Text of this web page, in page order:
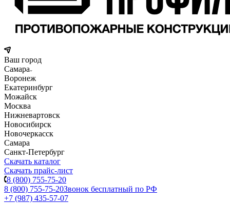
Ваш город
Самара
Воронеж
Екатеринбург
Можайск
Москва
Нижневартовск
Новосибирск
Новочеркасск
Самара
Санкт-Петербург
Скачать каталог
Скачать прайс-лист
8 (800) 755-75-20
8 (800) 755-75-20Звонок бесплатный по РФ
+7 (987) 435-57-07